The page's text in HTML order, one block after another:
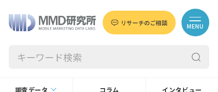
リサーチのご相談 MENU
調査データ コラム インタビュー